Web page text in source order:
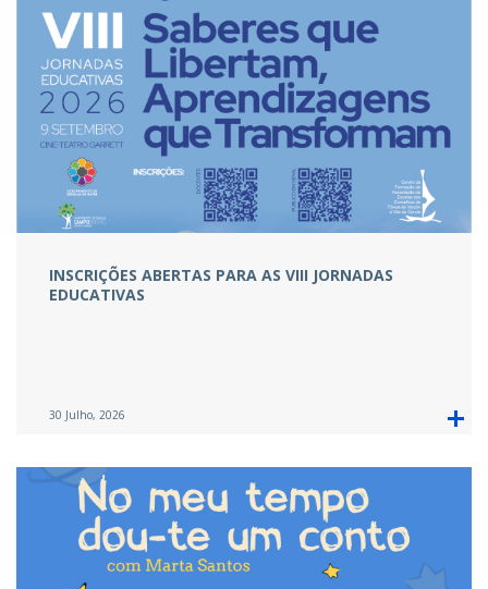
INSCRIÇÕES ABERTAS PARA AS VIII JORNADAS
EDUCATIVAS
30 Julho, 2026